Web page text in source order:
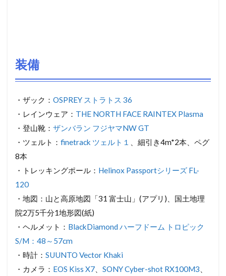
装備
・ザック： OSPREY ストラトス 36
・レインウェア： THE NORTH FACE RAINTEX Plasma
・登山靴： ザンバラン フジヤマNW GT
・ツェルト： finetrack ツェルト１
、細引き4m*2本、ペグ
8本
・トレッキングポール： Helinox Passportシリーズ FL-
120
・地図：山と高原地図「31 富士山」(アプリ)、国土地理
院2万5千分1地形図(紙)
・ヘルメット： BlackDiamond ハーフドーム トロピック
S/M：48～57cm
・時計： SUUNTO Vector Khaki
・カメラ： EOS Kiss X7 SONY Cyber-shot RX100M3